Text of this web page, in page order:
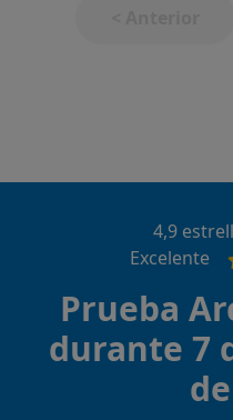
4,9
Excelente
Prueba
durante 7